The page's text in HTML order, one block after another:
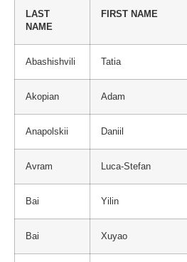
LAST
NAME
FIRST NAME
Abashishvili Tatia
Akopian Adam
Anapolskii Daniil
Avram Luca-Stefan
Bai Yilin
Bai Xuyao